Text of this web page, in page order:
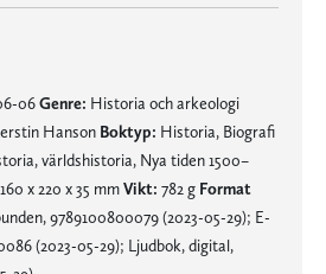
06Genre: Historia och arkeologi
Hanson Boktyp: Historia, Biografi
världshistoria, Nya tiden 1500–
160 x 220 x 35 mmVikt: 782 g Format
9789100800079 (2023-05-29); E-
(2023-05-29); Ljudbok, digital,